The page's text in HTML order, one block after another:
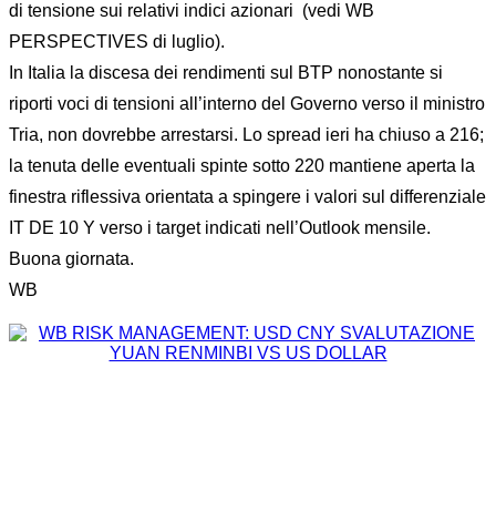
di tensione sui relativi indici azionari (vedi WB
PERSPECTIVES di luglio).
In Italia la discesa dei rendimenti sul BTP nonostante si
riporti voci di tensioni all’interno del Governo verso il ministro
Tria, non dovrebbe arrestarsi. Lo spread ieri ha chiuso a 216;
la tenuta delle eventuali spinte sotto 220 mantiene aperta la
finestra riflessiva orientata a spingere i valori sul differenziale
IT DE 10 Y verso i target indicati nell’Outlook mensile.
Buona giornata.
WB